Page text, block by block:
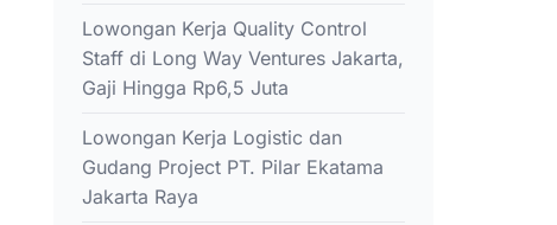
Lowongan Kerja Quality Control
Staff di Long Way Ventures Jakarta,
Gaji Hingga Rp6,5 Juta
Lowongan Kerja Logistic dan
Gudang Project PT. Pilar Ekatama
Jakarta Raya